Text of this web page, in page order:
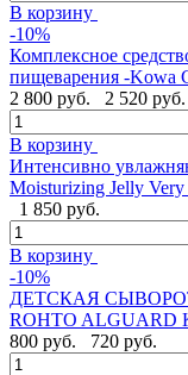
В корзину
-10%
Комплексное
пищеварения -Kowa
2 800 руб.
2 520 руб.
В корзину
Интенсивно
Moisturizing Jelly
1 850 руб.
В корзину
-10%
ДЕТСКАЯ
ROHTO ALGUARD
800 руб.
720 руб.